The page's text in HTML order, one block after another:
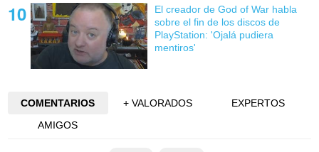
El creador de God of War habla
sobre el fin de los discos de
PlayStation: 'Ojalá pudiera
mentiros'
COMENTARIOS + VALORADOS
EXPERTOS
AMIGOS